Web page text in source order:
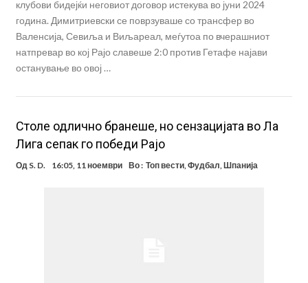
клубови бидејќи неговиот договор истекува во јуни 2024
година. Димитриевски се поврзуваше со трансфер во
Валенсија, Севиља и Виљареал, меѓутоа по вчерашниот
натпревар во кој Рајо славеше 2:0 против Гетафе најави
останување во овој …
Столе одлично бранеше, но сензацијата во Ла
Лига сепак го победи Рајо
Од S. D. 16:05, 11 ноември Во : Топ вести, Фудбал Шпанија